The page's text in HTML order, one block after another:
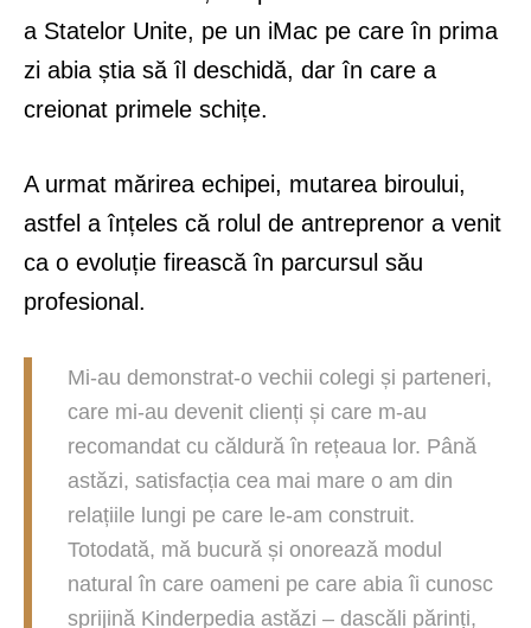
a Statelor Unite, pe un iMac pe care în prima
zi abia știa să îl deschidă, dar în care a
creionat primele schițe.
A urmat mărirea echipei, mutarea biroului,
astfel a înțeles că rolul de antreprenor a venit
ca o evoluție firească în parcursul său
profesional.
Mi-au demonstrat-o vechii colegi și parteneri,
care mi-au devenit clienți și care m-au
recomandat cu căldură în rețeaua lor. Până
astăzi, satisfacția cea mai mare o am din
relațiile lungi pe care le-am construit.
Totodată, mă bucură și onorează modul
natural în care oameni pe care abia îi cunosc
sprijină Kinderpedia astăzi – dascăli părinți,